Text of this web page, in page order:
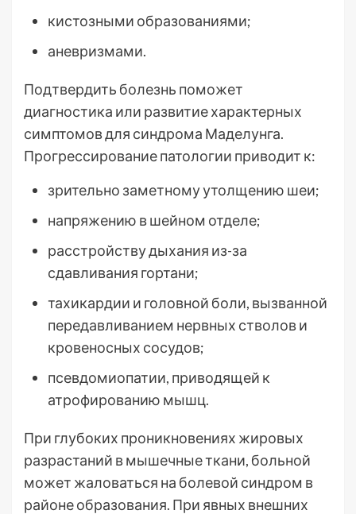
кистозными образованиями;
аневризмами.
Подтвердить болезнь поможет
диагностика или развитие характерных
симптомов для синдрома Маделунга.
Прогрессирование патологии приводит к:
зрительно заметному утолщению шеи;
напряжению в шейном отделе;
расстройству дыхания из-за
сдавливания гортани;
тахикардии и головной боли, вызванной
передавливанием нервных стволов и
кровеносных сосудов;
псевдомиопатии, приводящей к
атрофированию мышц.
При глубоких проникновениях жировых
разрастаний в мышечные ткани, больной
может жаловаться на болевой синдром в
районе образования. При явных внешних